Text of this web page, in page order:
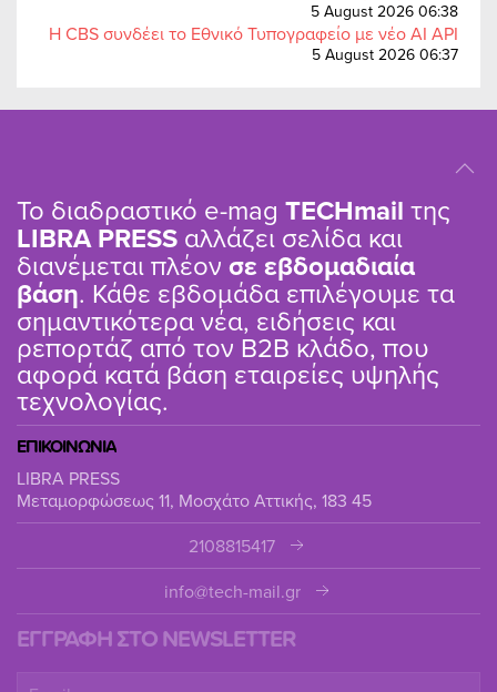
5 August 2026 06:38
Η CBS συνδέει το Εθνικό Τυπογραφείο με νέο AI API
5 August 2026 06:37
Το διαδραστικό e-mag TΕCHmail της
LIBRA PRESS αλλάζει σελίδα και
διανέμεται πλέον σε εβδομαδιαία
βάση. Κάθε εβδομάδα επιλέγουμε τα
σημαντικότερα νέα, ειδήσεις και
ρεπορτάζ από τον B2B κλάδο, που
αφορά κατά βάση εταιρείες υψηλής
τεχνολογίας.
ΕΠΙΚΟΙΝΩΝΙΑ
LIBRA PRESS
Μεταμορφώσεως 11, Μοσχάτο Αττικής, 183 45
2108815417
info@tech-mail.gr
ΕΓΓΡΑΦΗ ΣΤΟ NEWSLETTER